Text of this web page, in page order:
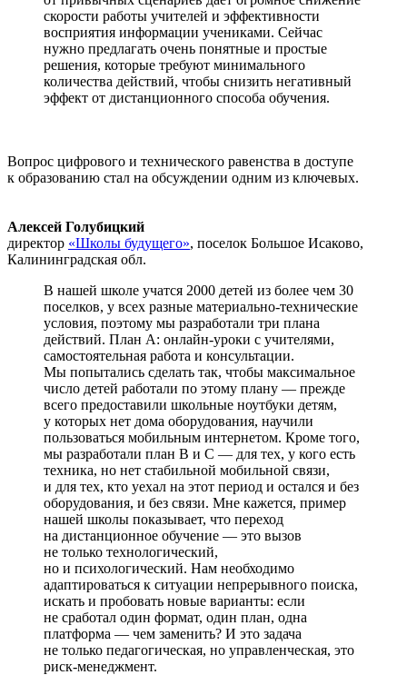
скорости работы учителей и эффективности
восприятия информации учениками. Сейчас
нужно предлагать очень понятные и простые
решения, которые требуют минимального
количества действий, чтобы снизить негативный
эффект от дистанционного способа обучения.
Вопрос цифрового и технического равенства в доступе
к образованию стал на обсуждении одним из ключевых.
Алексей Голубицкий
директор «Школы будущего», поселок Большое Исаково,
Калининградская обл.
В нашей школе учатся 2000 детей из более чем 30
поселков, у всех разные материально-технические
условия, поэтому мы разработали три плана
действий. План А: онлайн-уроки с учителями,
самостоятельная работа и консультации.
Мы попытались сделать так, чтобы максимальное
число детей работали по этому плану — прежде
всего предоставили школьные ноутбуки детям,
у которых нет дома оборудования, научили
пользоваться мобильным интернетом. Кроме того,
мы разработали план B и С — для тех, у кого есть
техника, но нет стабильной мобильной связи,
и для тех, кто уехал на этот период и остался и без
оборудования, и без связи. Мне кажется, пример
нашей школы показывает, что переход
на дистанционное обучение — это вызов
не только технологический,
но и психологический. Нам необходимо
адаптироваться к ситуации непрерывного поиска,
искать и пробовать новые варианты: если
не сработал один формат, один план, одна
платформа — чем заменить? И это задача
не только педагогическая, но управленческая, это
риск-менеджмент.